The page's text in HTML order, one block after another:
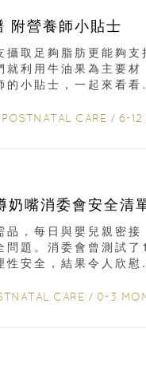
小朋友食譜 ︳牛油果小蛋餅食譜 附營養師小貼士
取足夠脂肪更能夠支
就利用牛油果為主要材
小貼士，一起來看看
POSTNATAL CARE / 6-12 MONTHS
嘴消委會安全清
，每日與嬰兒親密接
問題。消委會曾測試了
性安全，結果令人欣
CARE / 0-3